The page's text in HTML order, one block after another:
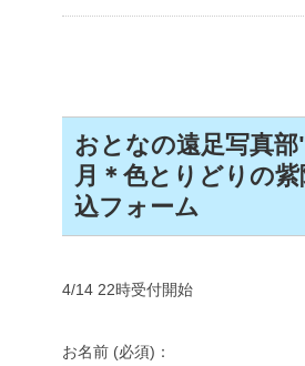
おとなの遠足写真
月＊色とりどりの紫
込フォーム
4/14 22時受付開始
お名前 (必須)：